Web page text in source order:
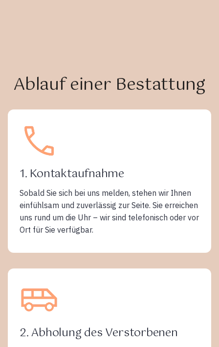
Ablauf einer Bestattung
1. Kontaktaufnahme
Sobald Sie sich bei uns melden, stehen wir Ihnen
einfühlsam und zuverlässig zur Seite. Sie erreichen
uns rund um die Uhr – wir sind telefonisch oder vor
Ort für Sie verfügbar.
2. Abholung des Verstorbenen